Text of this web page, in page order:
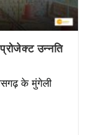
उन्नति
के मुंगेली